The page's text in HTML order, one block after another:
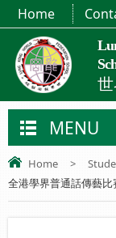
Home
MENU
Home >
全港學界普通話傳藝比